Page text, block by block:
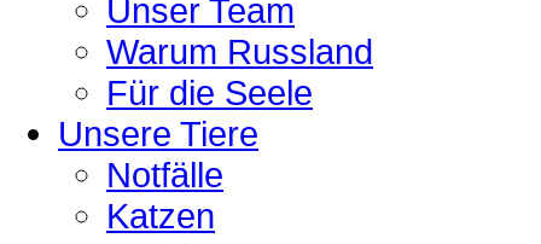
Unser Team
Warum Russland
Für die Seele
Unsere Tiere
Notfälle
Katzen